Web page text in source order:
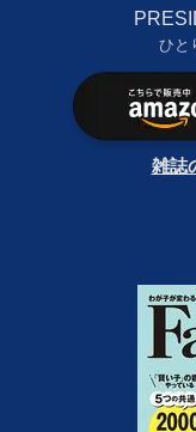
ひと
雑誌